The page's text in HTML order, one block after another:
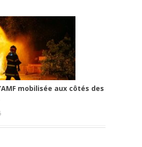
mobilisée aux côtés des